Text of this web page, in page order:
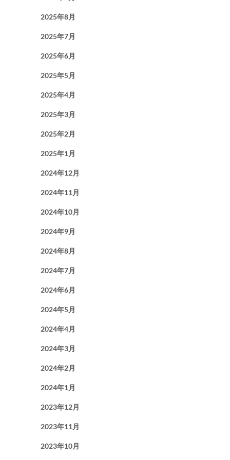
2025年8月
2025年7月
2025年6月
2025年5月
2025年4月
2025年3月
2025年2月
2025年1月
2024年12月
2024年11月
2024年10月
2024年9月
2024年8月
2024年7月
2024年6月
2024年5月
2024年4月
2024年3月
2024年2月
2024年1月
2023年12月
2023年11月
2023年10月